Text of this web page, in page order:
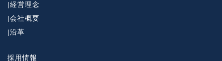
|経営理念
|会社概要
|沿革
採用情報